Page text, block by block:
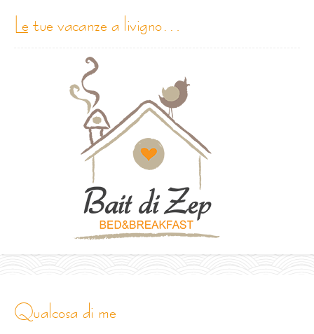
le tue vacanze a livigno…
qualcosa di me